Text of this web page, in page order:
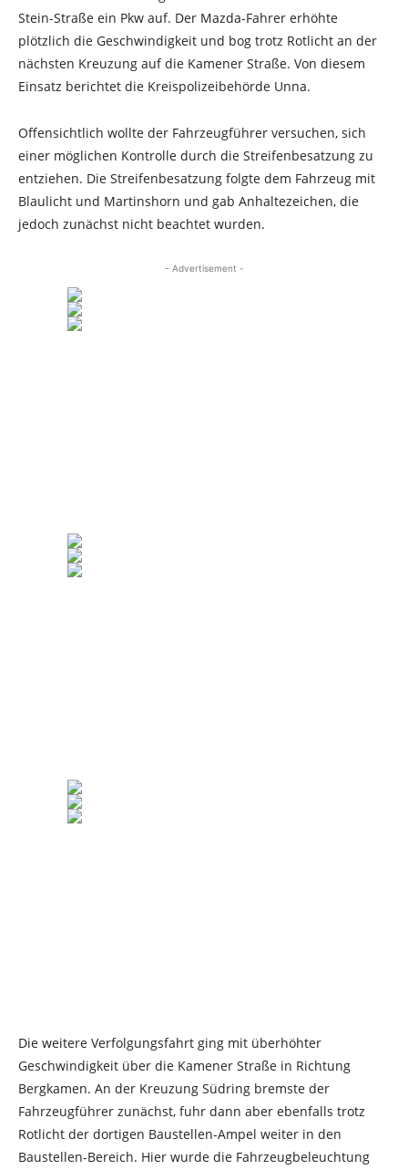
Stein-Straße ein Pkw auf. Der Mazda-Fahrer erhöhte
plötzlich die Geschwindigkeit und bog trotz Rotlicht an der
nächsten Kreuzung auf die Kamener Straße. Von diesem
Einsatz berichtet die Kreispolizeibehörde Unna.
Offensichtlich wollte der Fahrzeugführer versuchen, sich
einer möglichen Kontrolle durch die Streifenbesatzung zu
entziehen. Die Streifenbesatzung folgte dem Fahrzeug mit
Blaulicht und Martinshorn und gab Anhaltezeichen, die
jedoch zunächst nicht beachtet wurden.
- Advertisement -
Die weitere Verfolgungsfahrt ging mit überhöhter
Geschwindigkeit über die Kamener Straße in Richtung
Bergkamen. An der Kreuzung Südring bremste der
Fahrzeugführer zunächst, fuhr dann aber ebenfalls trotz
Rotlicht der dortigen Baustellen-Ampel weiter in den
Baustellen-Bereich. Hier wurde die Fahrzeugbeleuchtung